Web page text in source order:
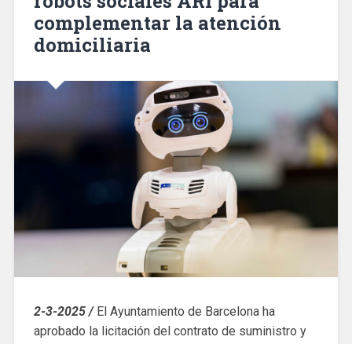
complementar la atención
domiciliaria
2-3-2025 /El Ayuntamiento de Barcelona ha
aprobado la licitación del contrato de suministro y